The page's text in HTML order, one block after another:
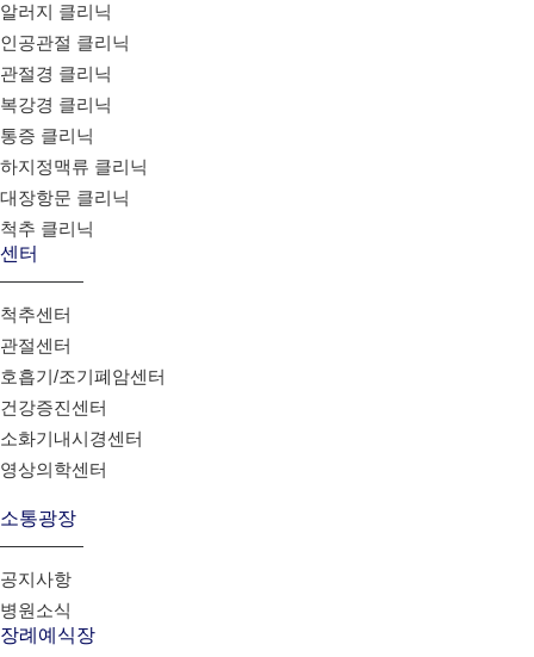
알러지 클리닉
인공관절 클리닉
관절경 클리닉
복강경 클리닉
통증 클리닉
하지정맥류 클리닉
대장항문 클리닉
척추 클리닉
센터
척추센터
관절센터
호흡기/조기폐암센터
건강증진센터
소화기내시경센터
영상의학센터
소통광장
공지사항
병원소식
장례예식장